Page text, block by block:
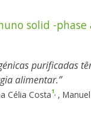
solid -
purificadas
alimentar.
Célia Costa1, ,